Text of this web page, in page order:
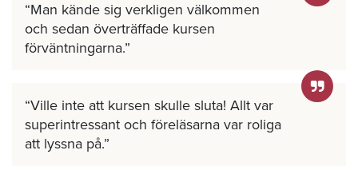
Man kände sig verkligen välkommen
och sedan överträffade kursen
förväntningarna.
Ville inte att kursen skulle sluta! Allt var
superintressant och föreläsarna var roliga
att lyssna på.